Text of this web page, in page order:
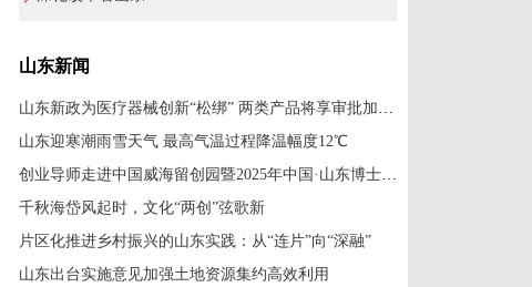
山东新闻
山东新政为医疗器械创新“松绑” 两类产品将享审批加速红利
山东迎寒潮雨雪天气 最高气温过程降温幅度12℃
创业导师走进中国威海留创园暨2025年中国·山东博士（后）创新创业大赛揭榜领题赛决赛举办
千秋海岱风起时，文化“两创”弦歌新
片区化推进乡村振兴的山东实践：从“连片”向“深融”
山东出台实施意见加强土地资源集约高效利用